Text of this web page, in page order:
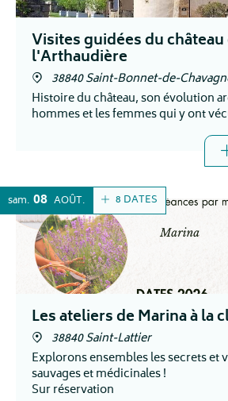
Visites guidées du château
l'Arthaudière
38840 Saint-Bonnet-de-
Histoire du château, son évolution
hommes et les femmes qui y ont
8 DATES
sam. 08 AOÛT
Les ateliers de Marina à la
38840 Saint-Lattier
Explorons ensembles les secrets et
sauvages et médicinales !
Sur réservation